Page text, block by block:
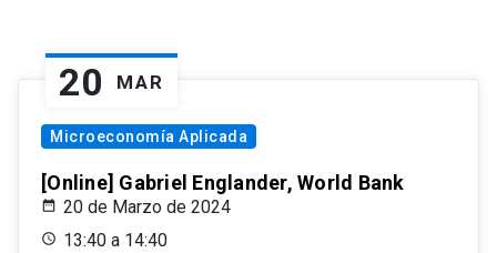
20 MAR
Microeconomía Aplicada
[Online] Gabriel Englander, World Bank
20 de Marzo de 2024
13:40 a 14:40